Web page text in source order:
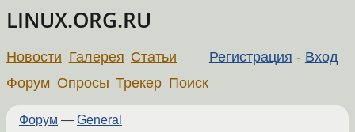
LINUX.ORG.RU
Регистрация - Вход
Новости Галерея Статьи
Форум Опросы Трекер Поиск
Форум — General